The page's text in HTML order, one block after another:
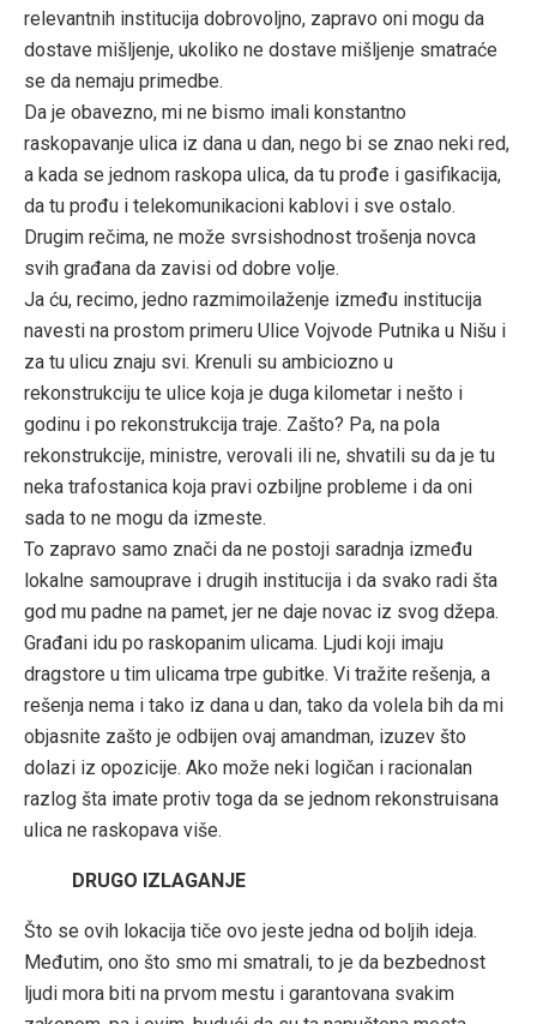
relevantnih institucija dobrovoljno, zapravo oni mogu da
dostave mišljenje, ukoliko ne dostave mišljenje smatraće
se da nemaju primedbe.
Da je obavezno, mi ne bismo imali konstantno
raskopavanje ulica iz dana u dan, nego bi se znao neki red,
a kada se jednom raskopa ulica, da tu prođe i gasifikacija,
da tu prođu i telekomunikacioni kablovi i sve ostalo.
Drugim rečima, ne može svrsishodnost trošenja novca
svih građana da zavisi od dobre volje.
Ja ću, recimo, jedno razmimoilaženje između institucija
navesti na prostom primeru Ulice Vojvode Putnika u Nišu i
za tu ulicu znaju svi. Krenuli su ambiciozno u
rekonstrukciju te ulice koja je duga kilometar i nešto i
godinu i po rekonstrukcija traje. Zašto? Pa, na pola
rekonstrukcije, ministre, verovali ili ne, shvatili su da je tu
neka trafostanica koja pravi ozbiljne probleme i da oni
sada to ne mogu da izmeste.
To zapravo samo znači da ne postoji saradnja između
lokalne samouprave i drugih institucija i da svako radi šta
god mu padne na pamet, jer ne daje novac iz svog džepa.
Građani idu po raskopanim ulicama. Ljudi koji imaju
dragstore u tim ulicama trpe gubitke. Vi tražite rešenja, a
rešenja nema i tako iz dana u dan, tako da volela bih da mi
objasnite zašto je odbijen ovaj amandman, izuzev što
dolazi iz opozicije. Ako može neki logičan i racionalan
razlog šta imate protiv toga da se jednom rekonstruisana
ulica ne raskopava više.
DRUGO IZLAGANJE
Što se ovih lokacija tiče ovo jeste jedna od boljih ideja.
Međutim, ono što smo mi smatrali, to je da bezbednost
ljudi mora biti na prvom mestu i garantovana svakim